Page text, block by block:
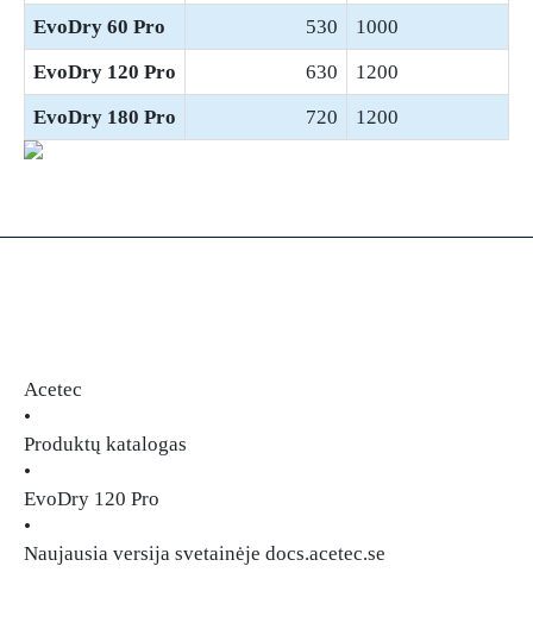
EvoDry 60 Pro
530
1000
EvoDry 120 Pro
630
1200
EvoDry 180 Pro
720 1200
Acetec
•
Produktų katalogas
•
EvoDry 120 Pro
•
Naujausia versija svetainėje docs.acetec.se